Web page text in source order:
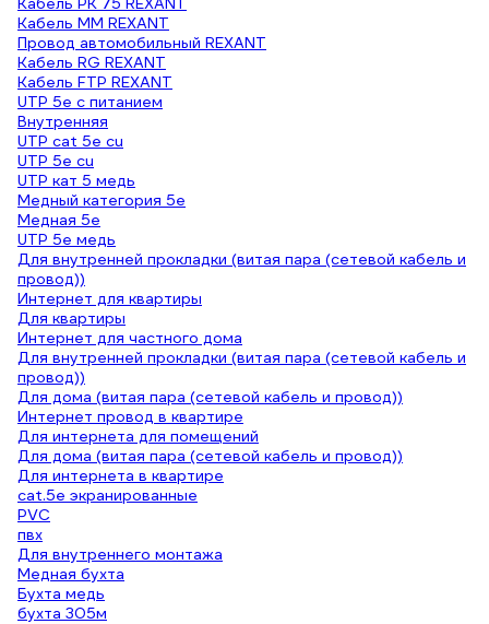
Кабель ММ REXANT
Провод автомобильный REXANT
Кабель RG REXANT
Кабель FTP REXANT
UTP 5e с питанием
Внутренняя
UTP cat 5e cu
UTP 5e cu
UTP кат 5 медь
Медный категория 5е
Медная 5e
UTP 5e медь
Для внутренней прокладки (витая пара (сетевой кабель и
провод))
Интернет для квартиры
Для квартиры
Интернет для частного дома
Для внутренней прокладки (витая пара (сетевой кабель и
провод))
Для дома (витая пара (сетевой кабель и провод))
Интернет провод в квартире
Для интернета для помещений
Для дома (витая пара (сетевой кабель и провод))
Для интернета в квартире
cat.5e экранированные
PVC
пвх
Для внутреннего монтажа
Медная бухта
Бухта медь
бухта 305м